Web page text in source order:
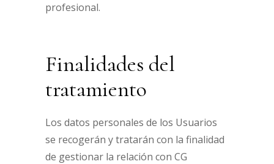
profesional.
Finalidades del
tratamiento
Los datos personales de los Usuarios
se recogerán y tratarán con la finalidad
de gestionar la relación con CG